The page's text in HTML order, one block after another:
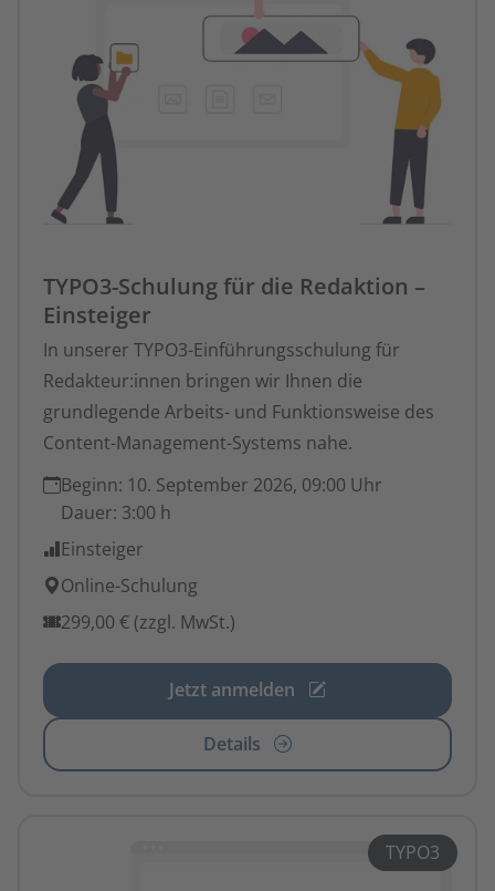
TYPO3-Schulung für die Redaktion –
Einsteiger
In unserer TYPO3-Einführungsschulung für
Redakteur:innen bringen wir Ihnen die
grundlegende Arbeits- und Funktionsweise des
Content-Management-Systems nahe.
Beginn: 10. September 2026, 09:00 Uhr
Dauer: 3:00 h
Einsteiger
Online-Schulung
299,00 € (zzgl. MwSt.)
Jetzt anmelden
Details
TYPO3